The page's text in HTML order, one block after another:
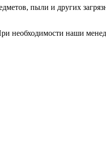
пыли и других
необходимости наши